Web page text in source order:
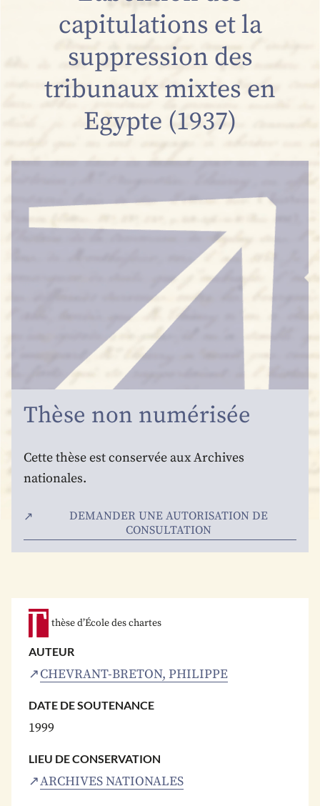
capitulations et la
suppression des
tribunaux mixtes en
Egypte (1937)
Thèse non numérisée
Cette thèse est conservée aux Archives
nationales.
DEMANDER UNE AUTORISATION DE
CONSULTATION
thèse d’École des chartes
AUTEUR
CHEVRANT-BRETON, PHILIPPE
DATE DE SOUTENANCE
1999
LIEU DE CONSERVATION
ARCHIVES NATIONALES